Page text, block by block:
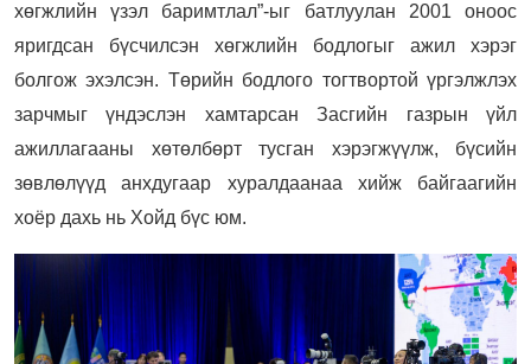
хөгжлийн үзэл баримтлал”-ыг батлуулан 2001 оноос
яригдсан бүсчилсэн хөгжлийн бодлогыг ажил хэрэг
болгож эхэлсэн. Төрийн бодлого тогтвортой үргэлжлэх
зарчмыг үндэслэн хамтарсан Засгийн газрын үйл
ажиллагааны хөтөлбөрт тусган хэрэгжүүлж, бүсийн
зөвлөлүүд анхдугаар хуралдаанаа хийж байгаагийн
хоёр дахь нь Хойд бүс юм.